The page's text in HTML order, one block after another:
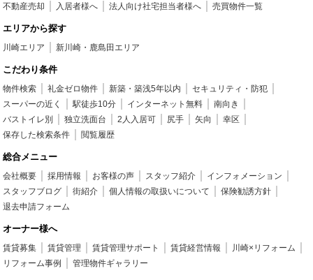
不動産売却
入居者様へ 法人向け社宅担当者様へ 売買物件一覧
エリアから探す
川崎エリア 新川崎・鹿島田エリア
こだわり条件
物件検索 礼金ゼロ物件 新築・築浅5年以内
セキュリティ・防犯
スーパーの近く
駅徒歩10分 インターネット無料
南向き
バストイレ別
独立洗面台 2人入居可 尻手 矢向
幸区
保存した検索条件
閲覧履歴
総合メニュー
会社概要 採用情報 お客様の声 スタッフ紹介
インフォメーション
スタッフブログ
街紹介 個人情報の取扱いについて
保険勧誘方針
退去申請フォーム
オーナー様へ
賃貸募集 賃貸管理 賃貸管理サポート 賃貸経営情報
川崎×リフォーム
リフォーム事例
管理物件ギャラリー